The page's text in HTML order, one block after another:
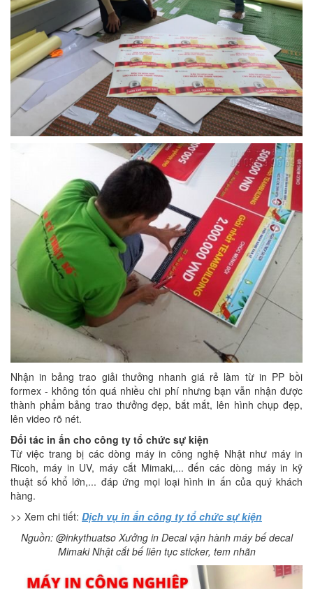
Nhận in bảng trao giải thưởng nhanh giá rẻ làm từ in PP bồi
formex - không tốn quá nhiều chi phí nhưng bạn vẫn nhận được
thành phẩm bảng trao thưởng đẹp, bắt mắt, lên hình chụp đẹp,
lên video rõ nét.
Đối tác in ấn cho công ty tổ chức sự kiện
Từ việc trang bị các dòng máy in công nghệ Nhật như máy in
Ricoh, máy in UV, máy cắt Mimaki,... đến các dòng máy in kỹ
thuật số khổ lớn,... đáp ứng mọi loại hình in ấn của quý khách
hàng.
>> Xem chi tiết: Dịch vụ in ấn công ty tổ chức sự kiện
Nguồn: @inkythuatso Xưởng in Decal vận hành máy bế decal
Mimaki Nhật cắt bế liên tục sticker, tem nhãn